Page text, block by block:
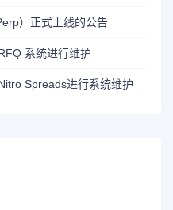
）正式上线的公告
系统进行维护
Spreads进行系统维护